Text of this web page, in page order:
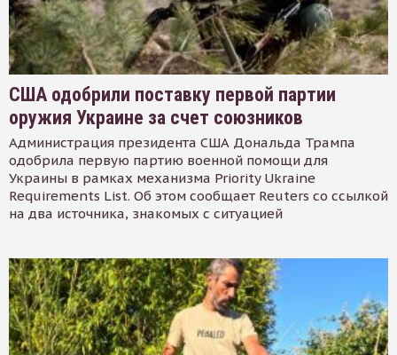
США одобрили поставку первой партии
оружия Украине за счет союзников
Администрация президента США Дональда Трампа
одобрила первую партию военной помощи для
Украины в рамках механизма Priority Ukraine
Requirements List. Об этом сообщает Reuters со ссылкой
на два источника, знакомых с ситуацией